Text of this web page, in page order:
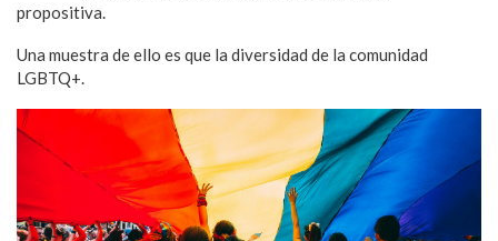
propositiva.
Una muestra de ello es que la diversidad de la comunidad
LGBTQ+.